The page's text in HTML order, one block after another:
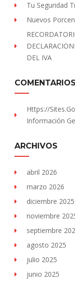
Tu Seguridad
Nuevos
DEL IVA
Https://
Información
ARCHIVOS
abril 2026
marzo 2026
diciembre 2025
noviembre
septiembre
agosto 2025
julio 2025
junio 2025